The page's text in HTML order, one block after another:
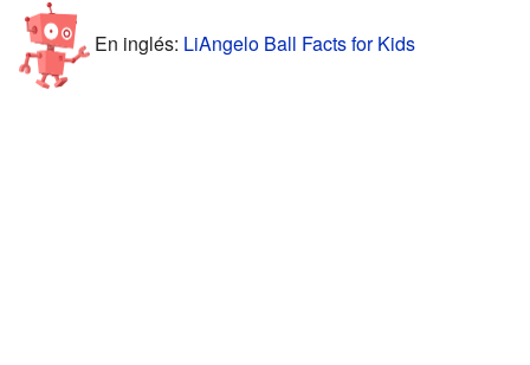
En inglés: LiAngelo Ball Facts for Kids